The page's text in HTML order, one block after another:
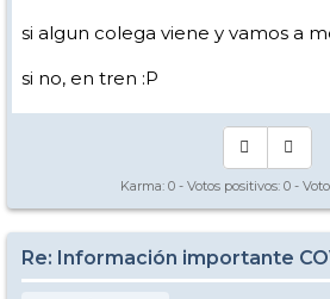
si algun colega viene y vamos a
si no, en tren :P
Karma: 0 - Votos positivos: 0 -
Re: Información importante